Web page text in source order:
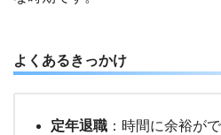
よくあるきっかけ
定年退職 ：時間に余裕が